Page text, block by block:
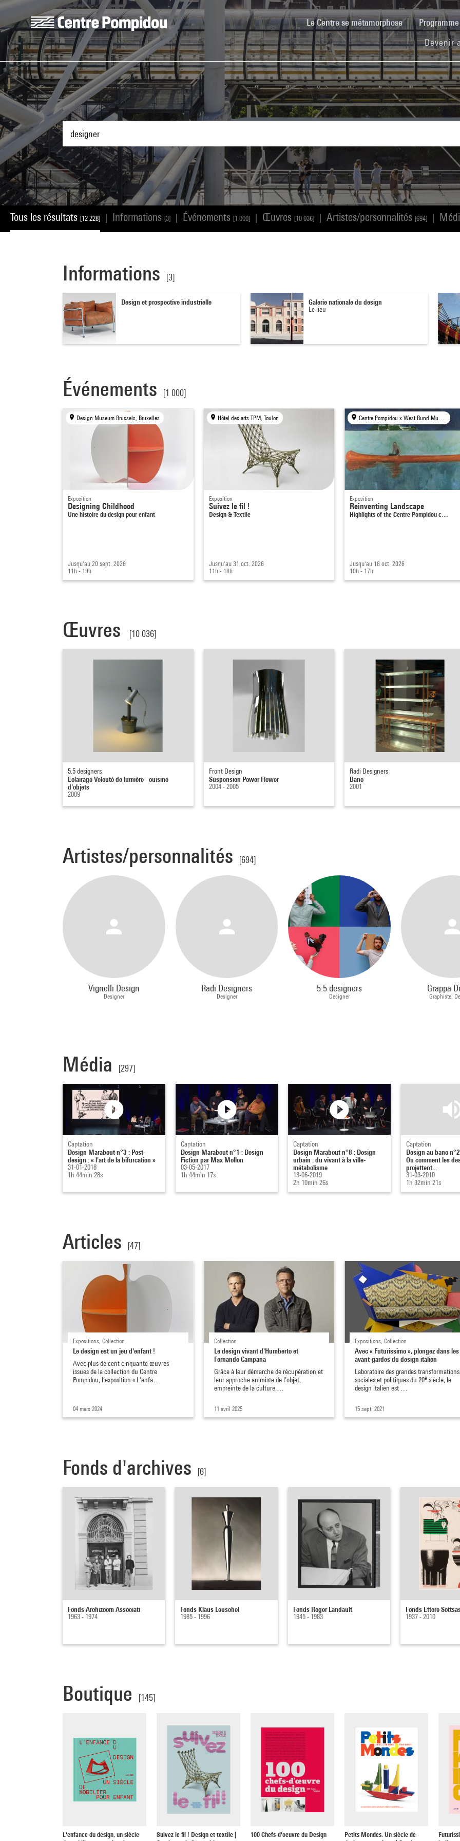
Aller au contenu principal
Centre Pompidou
Le Centre se métamorphose(current)
Devenir
Tous les résultats [12 228] Informations [3] Événements [1 000] Œuvres [10 036] Artistes/personnalités [694]
Informations [3]
Design et prospective industrielle Galerie nationale du design
Le lieu
Événements [1 000]
Design Museum Brussels, Bruxelles
Exposition
Designing Childhood
Une histoire du design pour enfant
Jusqu'au 20 sept. 2026
11h - 19h
Hôtel des arts TPM, Toulon
Exposition
Suivez le fil !
Design & Textile
Jusqu'au 31 oct. 2026
11h - 18h
Centre Pompidou x West Bund Museum Project, Shanghai
Exposition
Reinventing Landscape
Highlights of the Centre Pompidou c…
Jusqu'au 18 oct. 2026
10h - 17h
Œuvres [10 036]
5.5 designers
Eclairage Velouté de lumière - cuisine
d'objets
2009
Front Design
Suspension Power Flower
2004 - 2005
Radi Designers
Banc
2001
Artistes/personnalités [694]
Vignelli Design
Designer
Radi Designers
Designer
5.5 designers
Designer
Grappa
Graphiste,
Média [297]
Captation
Design Marabout n°3 : Post-
design : « l'art de la bifurcation »
31-01-2018
1h 44min 28s
Captation
Design Marabout n°1 : Design
Fiction par Max Mollon
03-05-2017
1h 44min 17s
Captation
Design Marabout n°8 : Design
urbain : du vivant à la ville-
métabolisme
13-06-2019
2h 10min 26s
Captation
Design au banc
Ou comment les
projettent...
31-03-2010
1h 32min 21s
Articles [47]
Expositions, Collection
Le design est un jeu d'enfant !
Avec plus de cent cinquante œuvres
issues de la collection du Centre
Pompidou, l’exposition « L'enfa…
04 mars 2024
Collection
Le design vivant d'Humberto et
Fernando Campana
Grâce à leur démarche de récupération et
leur approche animiste de l’objet,
empreinte de la culture …
11 avril 2025
Expositions, Collection
Avec « Futurissimo », plongez dans les
avant-gardes du design italien
Laboratoire des grandes transformations
sociales et politiques du 20e siècle, le
design italien est …
15 sept. 2021
Fonds d'archives [6]
Fonds Archizoom Associati
1963 - 1974
Fonds Klaus Leuschel
1985 - 1996
Fonds Roger Landault
1945 - 1983
Fonds Ettore
1937 - 2010
Boutique [145]
L'enfance du design, un siècle
Suivez le fil ! Design et textile |
100 Chefs-d'oeuvre du Design
Petits Mondes. Un siècle de